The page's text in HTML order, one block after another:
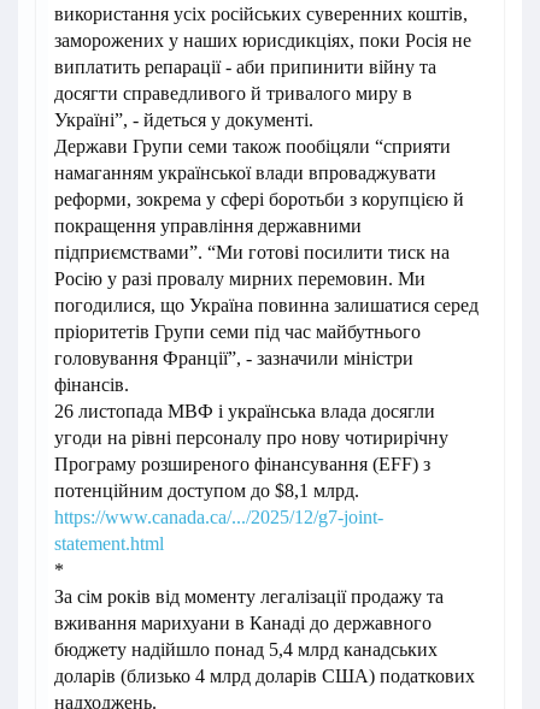
використання усіх російських суверенних коштів,
заморожених у наших юрисдикціях, поки Росія не
виплатить репарації - аби припинити війну та
досягти справедливого й тривалого миру в
Україні”, - йдеться у документі.
Держави Групи семи також пообіцяли “сприяти
намаганням української влади впроваджувати
реформи, зокрема у сфері боротьби з корупцією й
покращення управління державними
підприємствами”. “Ми готові посилити тиск на
Росію у разі провалу мирних перемовин. Ми
погодилися, що Україна повинна залишатися серед
пріоритетів Групи семи під час майбутнього
головування Франції”, - зазначили міністри
фінансів.
26 листопада МВФ і українська влада досягли
угоди на рівні персоналу про нову чотирирічну
Програму розширеного фінансування (EFF) з
потенційним доступом до $8,1 млрд.
https://www.canada.ca/.../2025/12/g7-joint-
statement.html
*
За сім років від моменту легалізації продажу та
вживання марихуани в Канаді до державного
бюджету надійшло понад 5,4 млрд канадських
доларів (близько 4 млрд доларів США) податкових
надходжень.